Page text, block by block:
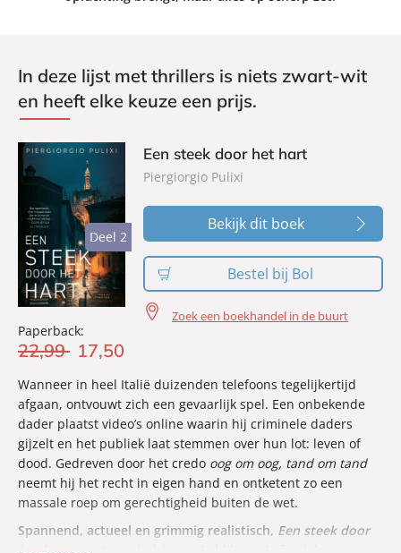
In deze lijst met thrillers is niets zwart-wit
en heeft elke keuze een prijs.
Deel 2
Deel 2
Paperback:
22,99 17,50
Een steek door het hart
Piergiorgio Pulixi
Bekijk dit boek
Bestel bij Bol
Zoek een boekhandel in de buurt
Wanneer in heel Italië duizenden telefoons tegelijkertijd
afgaan, ontvouwt zich een gevaarlijk spel. Een onbekende
dader plaatst video’s online waarin hij criminele daders
gijzelt en het publiek laat stemmen over hun lot: leven of
dood. Gedreven door het credo oog om oog, tand om tand
neemt hij het recht in eigen hand en ontketent zo een
massale roep om gerechtigheid buiten de wet.
Spannend, actueel en grimmig realistisch, Een steek door